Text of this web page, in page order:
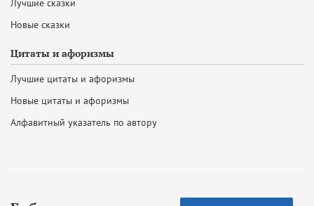
Лучшие сказки
Новые сказки
Цитаты и афоризмы
Лучшие цитаты и афоризмы
Новые цитаты и афоризмы
Алфавитный указатель по автору